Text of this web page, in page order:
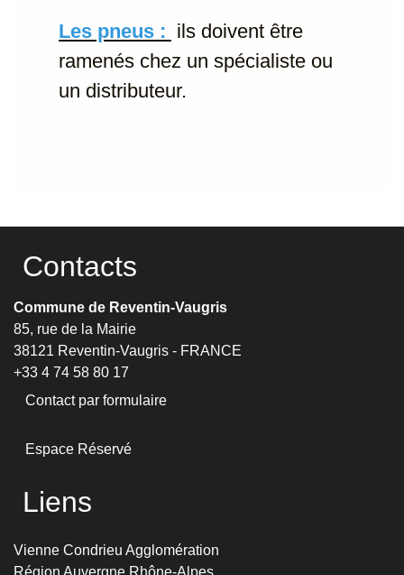
Les pneus : ils doivent être
ramenés chez un spécialiste ou
un distributeur.
Contacts
Commune de Reventin-Vaugris
85, rue de la Mairie
38121 Reventin-Vaugris - FRANCE
+33 4 74 58 80 17
Contact par formulaire
Espace Réservé
Liens
Vienne Condrieu Agglomération
Région Auvergne Rhône-Alpes